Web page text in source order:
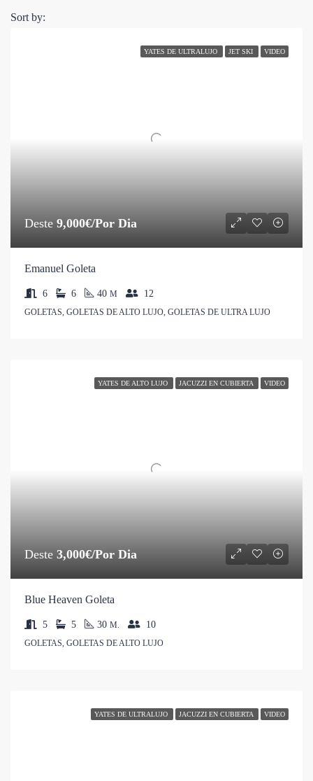
Sort by:
YATES DE ULTRALUJO JET SKI VIDEO
Deste 9,000€/Por Dia
Emanuel Goleta
6 6 40 M 12
GOLETAS, GOLETAS DE ALTO LUJO, GOLETAS DE ULTRA LUJO
YATES DE ALTO LUJO JACUZZI EN CUBIERTA VIDEO
Deste 3,000€/Por Dia
Blue Heaven Goleta
5 5 30 M. 10
GOLETAS, GOLETAS DE ALTO LUJO
YATES DE ULTRALUJO JACUZZI EN CUBIERTA VIDEO